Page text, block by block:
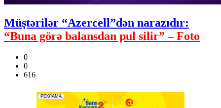
Müştərilər “Azercell”dən narazıdır:
“Buna görə balansdan pul silir” – Foto
0
0
616